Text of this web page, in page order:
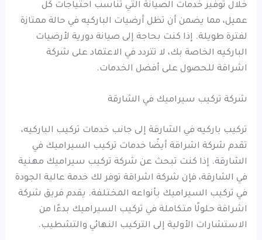
خلال توفير خدمات الصيانة التي تناسب احتياجات كل
عميل، مما يضمن أن تظل أرضيات الباركيه في حالة ممتازة
لفترة طويلة. إذا كنت بحاجة إلى صيانة دورية لأرضيات
الباركيه الخاصة بك، لا تتردد في الاعتماد على شركة
اشراقة للحصول على أفضل الخدمات.
شركة تركيب سيراميك في الشارقة
تركيب باركيه في الشارقة إلى جانب خدمات تركيب الباركيه،
تقدم شركة اشراقة أيضًا خدمات تركيب السيراميك في
الشارقة. إذا كنت تبحث عن شركة تركيب سيراميك مهنية
في الشارقة، فإن شركة اشراقة توفر لك خدمة عالية الجودة
في تركيب السيراميك بأنواعه المختلفة. يقدم فريق شركة
اشراقة حلولًا متكاملة في تركيب السيراميك بدءًا من
الاستشارات الأولية إلى التركيب النهائي والتشطيب.